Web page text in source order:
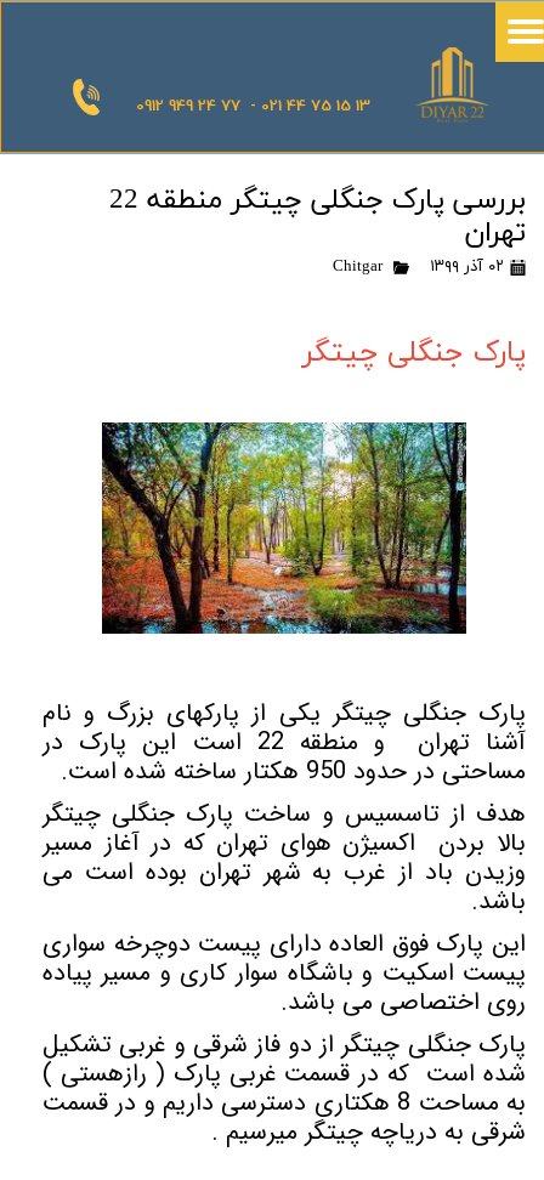
0912 949 24 77 - 021 44 75 15 13
بررسی پارک جنگلی چیتگر منطقه 22
تهران
۰۲ آذر ۱۳۹۹ Chitgar
پارک جنگلی چیتگر
پارک جنگلی چیتگر یکی از پارکهای بزرگ و نام
آشنا تهران و منطقه 22 است این پارک در
مساحتی در حدود 950 هکتار ساخته شده است.
هدف از تاسسیس و ساخت پارک جنگلی چیتگر
بالا بردن اکسیژن هوای تهران که در آغاز مسیر
وزیدن باد از غرب به شهر تهران بوده است می
باشد.
این پارک فوق العاده دارای پیست دوچرخه سواری
پیست اسکیت و باشگاه سوار کاری و مسیر پیاده
روی اختصاصی می باشد.
پارک جنگلی چیتگر از دو فاز شرقی و غربی تشکیل
شده است که در قسمت غربی پارک ( رازهستی )
به مساحت 8 هکتاری دسترسی داریم و در قسمت
شرقی به دریاچه چیتگر میرسیم .